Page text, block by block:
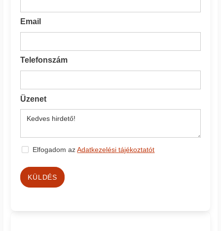
Email
Telefonszám
Üzenet
Elfogadom azAdatkezelési tájékoztatót
KÜLDÉS